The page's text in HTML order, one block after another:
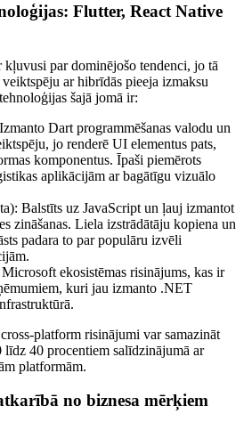
Flutter, React Native
par dominējošo tendenci, jo tā
ar hibrīdās pieeja izmaksu
šajā jomā ir:
Dart programmēšanas valodu un
jo renderē UI elementus pats,
komponentus. Īpaši piemērots
aplikācijām ar bagātīgu vizuālo
Balstīts uz JavaScript un ļauj izmantot
zināšanas. Liela izstrādātāju kopiena un
padara to par populāru izvēli
ekosistēmas risinājums, kas ir
kuri jau izmanto .NET
platform risinājumi var samazināt
līdz 40 procentiem salīdzinājumā ar
platformām.
no biznesa mērķiem